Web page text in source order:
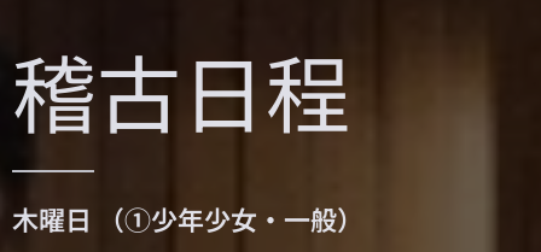
稽古日程
木曜日 （①少年少女・一般）